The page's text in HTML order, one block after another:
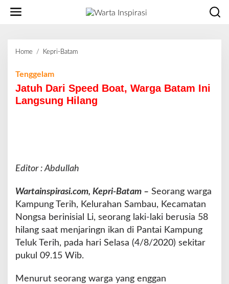
Home / Kepri-Batam
h
D
B
o
a
t
,
W
a
g
Tenggelam
Jatuh Dari Speed Boat, Warga Batam Ini
Langsung Hilang
Editor : Abdullah
Wartainspirasi.com, Kepri-Batam – Seorang warga
Kampung Terih, Kelurahan Sambau, Kecamatan
Nongsa berinisial Li, seorang laki-laki berusia 58
hilang saat menjaringn ikan di Pantai Kampung
Teluk Terih, pada hari Selasa (4/8/2020) sekitar
pukul 09.15 Wib.
Menurut seorang warga yang enggan